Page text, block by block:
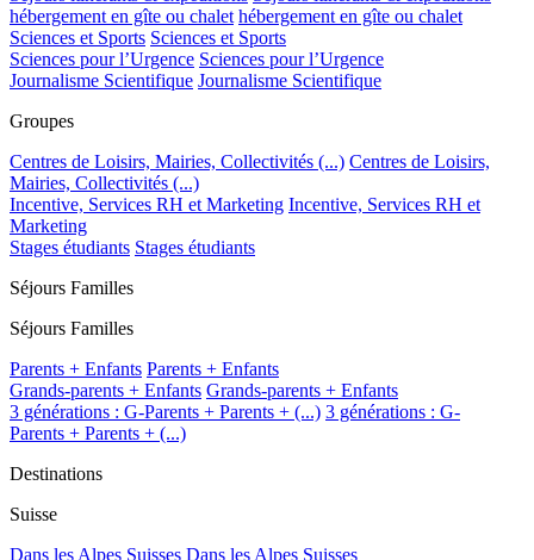
hébergement en gîte ou chalet hébergement en gîte ou chalet
Sciences et Sports Sciences et Sports
Sciences pour l’Urgence Sciences pour l’Urgence
Journalisme Scientifique Journalisme Scientifique
Groupes
Centres de Loisirs, Mairies, Collectivités (...) Centres de Loisirs,
Mairies, Collectivités (...)
Incentive, Services RH et Marketing Incentive, Services RH et
Marketing
Stages étudiants Stages étudiants
Séjours Familles
Séjours Familles
Parents + Enfants Parents + Enfants
Grands-parents + Enfants Grands-parents + Enfants
3 générations : G-Parents + Parents + (...) 3 générations : G-
Parents + Parents + (...)
Destinations
Suisse
Dans les Alpes Suisses Dans les Alpes Suisses